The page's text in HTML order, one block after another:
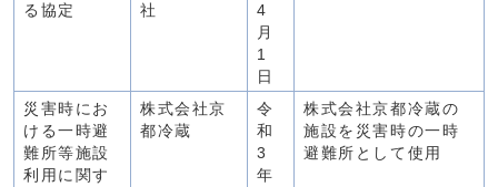
る協定
社
4
月
1
日
災害時にお
ける一時避
難所等施設
利用に関す
株式会社京
都冷蔵
令
和
3
年
株式会社京都冷蔵の
施設を災害時の一時
避難所として使用